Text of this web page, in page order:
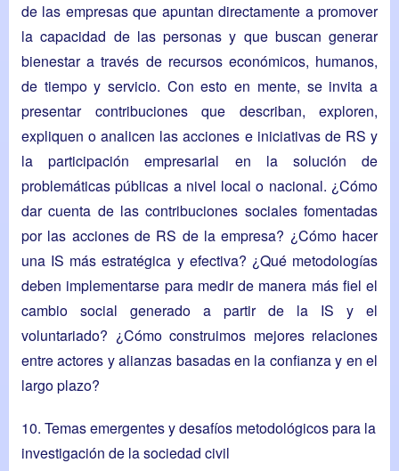
de las empresas que apuntan directamente a promover
la capacidad de las personas y que buscan generar
bienestar a través de recursos económicos, humanos,
de tiempo y servicio. Con esto en mente, se invita a
presentar contribuciones que describan, exploren,
expliquen o analicen las acciones e iniciativas de RS y
la participación empresarial en la solución de
problemáticas públicas a nivel local o nacional. ¿Cómo
dar cuenta de las contribuciones sociales fomentadas
por las acciones de RS de la empresa? ¿Cómo hacer
una IS más estratégica y efectiva? ¿Qué metodologías
deben implementarse para medir de manera más fiel el
cambio social generado a partir de la IS y el
voluntariado? ¿Cómo construimos mejores relaciones
entre actores y alianzas basadas en la confianza y en el
largo plazo?
10. Temas emergentes y desafíos metodológicos para la
investigación de la sociedad civil